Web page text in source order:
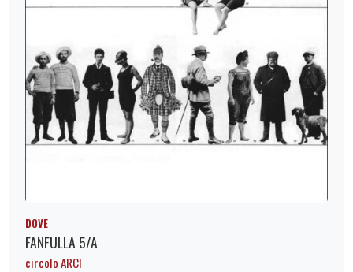
DOVE
FANFULLA 5/A
circolo ARCI